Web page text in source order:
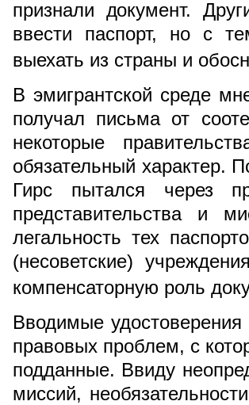
признали документ.
ввести паспорт, но с
выехать из страны и
В эмигрантской среде
получал письма от
некоторые
обязательный характер.
Гирс пытался через
представительства и
легальность тех
(несоветские)
компенсаторную роль
Вводимые
правовых проблем, с
подданные. Ввиду
миссий,